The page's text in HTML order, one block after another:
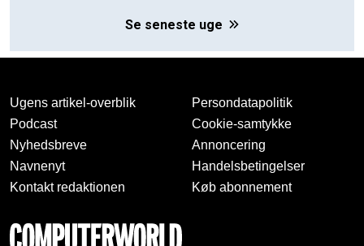
Se seneste uge
Ugens artikel-overblik
Podcast
Nyhedsbreve
Navnenyt
Kontakt redaktionen
Persondatapolitik
Cookie-samtykke
Annoncering
Handelsbetingelser
Køb abonnement